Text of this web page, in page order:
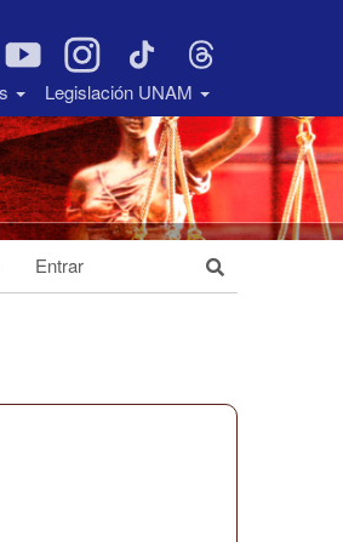
Legislación UNAM
Entrar